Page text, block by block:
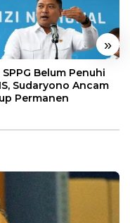
»
SPPG Belum Penuhi
Sudaryono Ancam
Permanen